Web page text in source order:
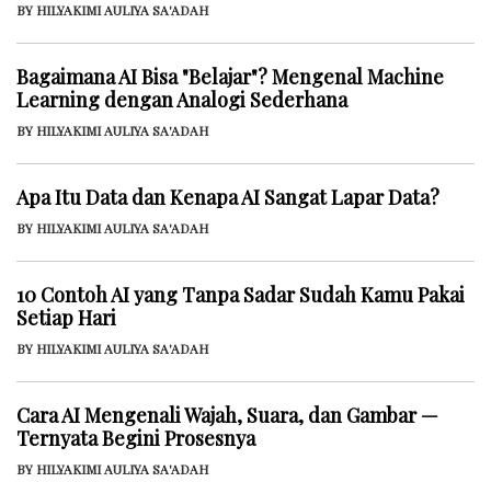
BY HILYAKIMI AULIYA SA'ADAH
Bagaimana AI Bisa "Belajar"? Mengenal Machine
Learning dengan Analogi Sederhana
BY HILYAKIMI AULIYA SA'ADAH
Apa Itu Data dan Kenapa AI Sangat Lapar Data?
BY HILYAKIMI AULIYA SA'ADAH
10 Contoh AI yang Tanpa Sadar Sudah Kamu Pakai
Setiap Hari
BY HILYAKIMI AULIYA SA'ADAH
Cara AI Mengenali Wajah, Suara, dan Gambar —
Ternyata Begini Prosesnya
BY HILYAKIMI AULIYA SA'ADAH